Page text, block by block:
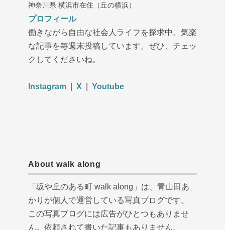
神奈川県 横浜市在住（丘の横浜）
プロフィール
働きながら自由な社会人ライフを探求中。気楽
な記事を毎週末投稿しています。ぜひ、チェッ
クしてくださいね。
Instagram X Youtube
About walk along
「坂や丘のある町 walk along」は、青山田あ
かりが個人で運営している写真ブログです。
この写真ブログには広告がひとつもありませ
ん。依頼されて書いた記事もありません。